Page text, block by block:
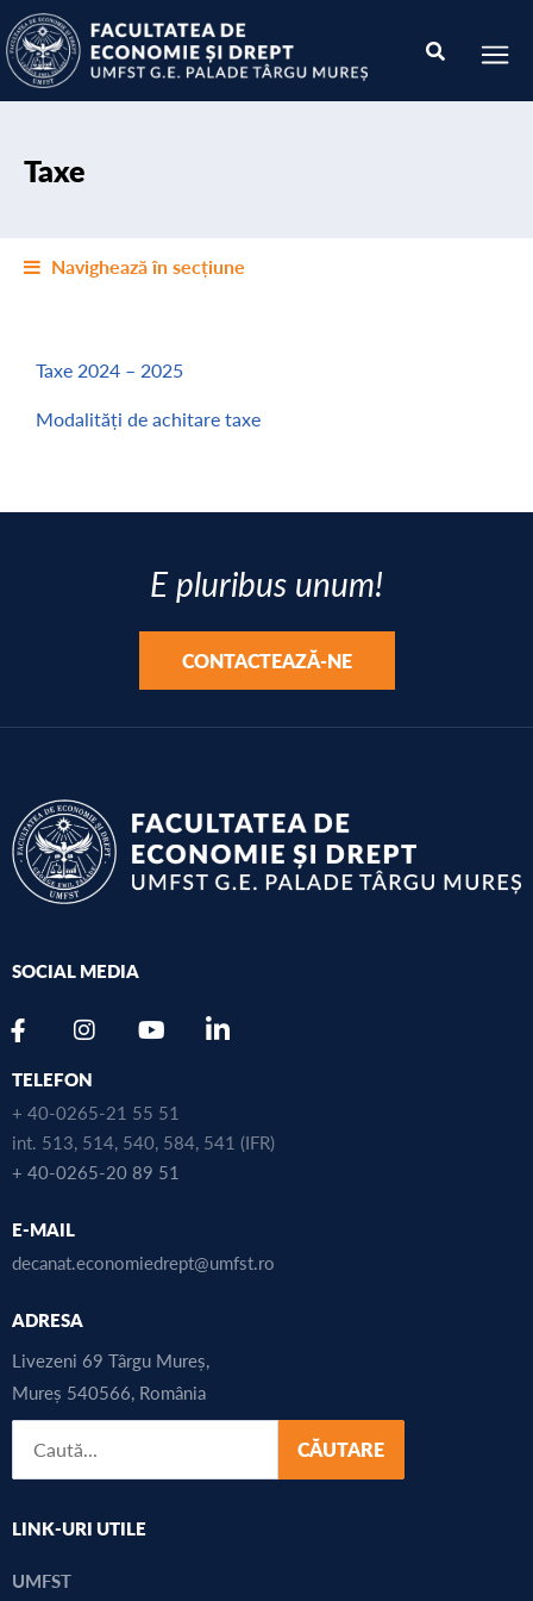
Taxe
Navighează în secțiune
Taxe 2024 – 2025
Modalități de achitare taxe
E pluribus unum!
CONTACTEAZĂ-NE
SOCIAL MEDIA
TELEFON
+ 40-0265-21 55 51
int. 513, 514, 540, 584, 541 (IFR)
+ 40-0265-20 89 51
E-MAIL
decanat.economiedrept@umfst.ro
ADRESA
Livezeni 69 Târgu Mureș,
Mureș 540566, România
CĂUTARE
LINK-URI UTILE
UMFST